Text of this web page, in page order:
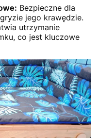
Bezpieczne dla
jego krawędzie.
utrzymanie
co jest kluczowe